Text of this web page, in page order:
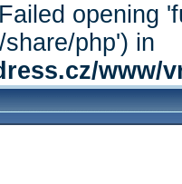
opening
php') in
www/